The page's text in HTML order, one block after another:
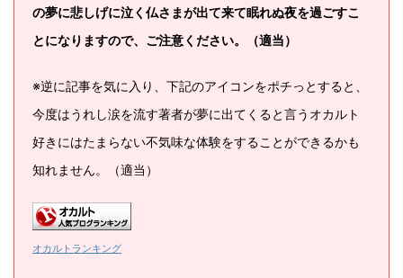
の夢に悲しげに泣く仏さまが出て来て眠れぬ夜を過ごすこ
とになりますので、ご注意ください。（適当）
※逆に記事を気に入り、下記のアイコンをポチっとすると、
今度はうれし涙を流す著者が夢に出てくると言うオカルト
好きにはたまらない不気味な体験をすることができるかも
知れません。（適当）
オカルトランキング